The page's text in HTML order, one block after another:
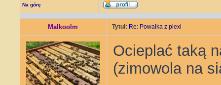
Na górę
Malkoolm Tytuł: Re: Powałka z plexi
Ocieplać taką
(zimowola na